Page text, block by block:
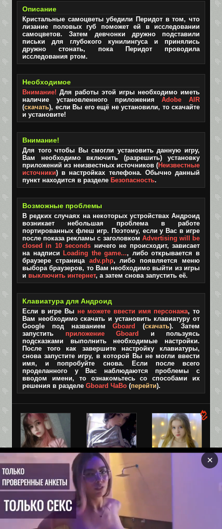
Описание
Кристальные самоцветы убедили Перидот в том, что
лизание половых губ поможет ей в исследовании
самоцветов. Затем девчонки дружно подставили
письки для глубокого кунилингуса и принялись
дружно стонать, пока Перидот проводила
исследования ртом.
Необходимое
Внимание! Для работы этой игры необходимо иметь
наличие установленного приложенияAdobe AIR
(скачать), если Вы его ещё не установили, то скачайте
и установите!
Внимание!
Для того чтобы Вы смогли установить данную игру,
Вам необходимо включить (разрешить) установку
приложений из неизвестных источников (Неизвестные
источники) в настройках телефона. Обычно данный
пункт находится в разделе Безопасность.
Возможные проблемы
В редких случаях на некоторых устройствах Андроид
возникает небольшая проблема в работе
портированных флеш игр. Поэтому, если у Вас в игре
после показа рекламы с заголовком Advertising will be
closed in 10 seconds ничего не происходит, зависает
на надписи Loading the game..., либо открывается в
браузере страница adv.php, либо появляется меню
выбора браузеров, то Вам необходимо выйти из игры
и выключить интернет, а затем снова запустить её.
Клавиатура для Андроид
Если в игре Вы не можете ввести имя персонажа, то
Вам необходимо скачать и установить клавиатуру от
Google под названиемGboard (скачать). Затем
запустить приложение Gboard
и пользуясь
подсказками выполнить необходимые настройки.
После того как завершите настройку клавиатуры,
снова запустите игру, в которой Вы не могли ввести
имя, и попробуйте снова. Если после всего
проделанного у Вас наблюдаются проблемы с
вводом имени, то ознакомьтесь со способами их
решения в разделе Gboard ЧаВо (перейти).
Ебливая мелкая
шлюшка
Взрослая
версия TIK-
TOK!
✅Без цензуры✅
Все игры размещенные на сайте только для
✕